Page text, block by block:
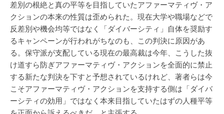
差別の根絶と真の平等を目指していたアファーマティヴ・ア
クションの本来の性質は歪められた。現在大学や職場などで
反差別や機会均等ではなく「ダイバーシティ」自体を奨励す
るキャンペーンが行われがちなのも、この判決に原因があ
る。保守派が支配している現在の最高裁は今年、こうした抜
け道すら防ぎアファーマティヴ・アクションを全面的に禁止
する新たな判決を下すと予想されているけれど、著者らは今
こそアファーマティヴ・アクションを支持する側は「ダイバ
ーシティの効用」ではなく本来目指していたはずの人種平等